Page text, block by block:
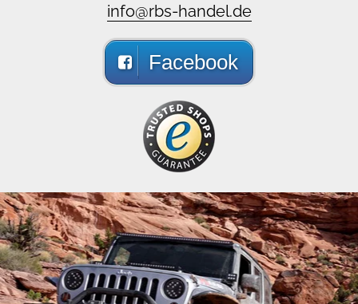
info@rbs-handel.de
Facebook